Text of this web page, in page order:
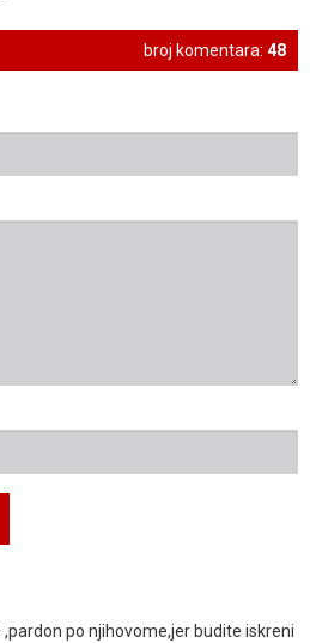
broj komentara: 48
po njihovome,jer budite iskreni